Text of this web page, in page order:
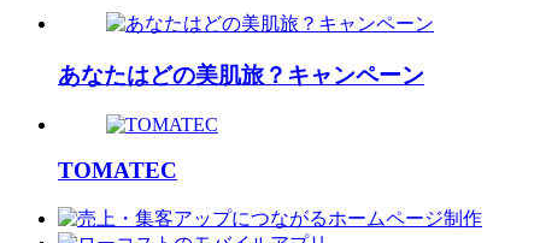
あなたはどの美肌旅？キャンペーン
TOMATEC